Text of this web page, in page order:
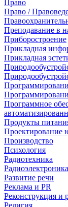
Право
Право /
Преподавание в
Приборостроение
Прикладная
Прикладная
Программное
Продукты
Проектирование
Производство
Психология
Радиотехника
Радиоэлектроника
Развитие речи
Реклама и PR
Реконструкция и
Религия